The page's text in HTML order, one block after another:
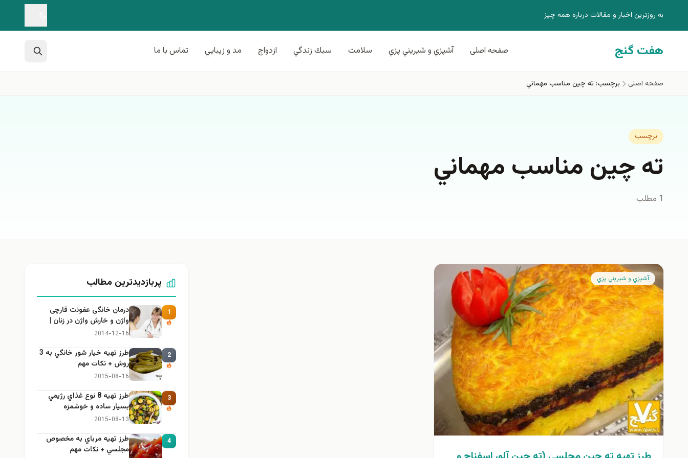
به روزترين اخبار و مقالات درباره همه چيز
هفت گنج صفحه اصلی آشپزي و شيريني پزي سلامت سبك زندگي ازدواج مد و زيبايي تماس با ما
صفحه اصلی برچسب: ته چين مناسب مهماني
برچسب
ته چين مناسب مهماني
1 مطلب
آشپزي و شيريني پزي پربازدیدترین مطالب
1
درمان خانگی عفونت قارچی
واژن و خارش واژن در زنان |
راهنمای کامل، ایمن و کاربردی
2014-12-16
2
طرز تهيه خیار شور خانگي به 3
روش + نكات مهم
2015-08-16
3
طرز تهيه 8 نوع غذاي رژيمي
بسيار ساده و خوشمزه
2015-08-13
4
طرز تهيه مرباي به مخصوص
مجلسي + نكات مهم